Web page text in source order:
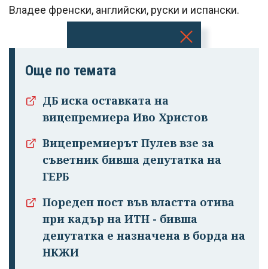
излязохте от
Владее френски, английски, руски и испански.
Още по темата
ДБ иска оставката на
вицепремиера Иво Христов
Вицепремиерът Пулев взе за
съветник бивша депутатка на
ГЕРБ
Пореден пост във властта отива
при кадър на ИТН - бивша
депутатка е назначена в борда на
НКЖИ